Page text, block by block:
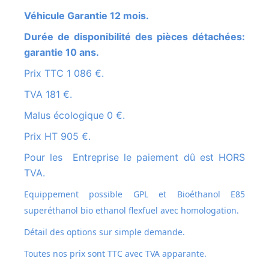
Véhicule Garantie 12 mois.
Durée de disponibilité des pièces détachées:
garantie 10 ans.
Prix TTC 1 086 €.
TVA 181 €.
Malus écologique 0 €.
Prix HT 905 €.
Pour les Entreprise le paiement dû est HORS
TVA.
Equippement possible GPL et Bioéthanol E85
superéthanol bio ethanol flexfuel avec homologation.
Détail des options sur simple demande.
Toutes nos prix sont TTC avec TVA apparante.